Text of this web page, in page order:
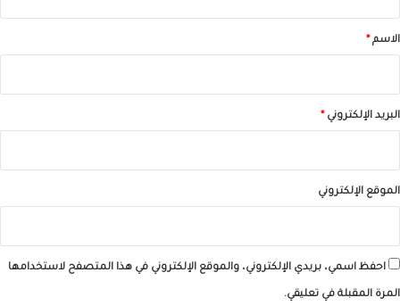
*الاسم*
البريد الإلكتروني*
الموقع الإلكتروني
احفظ اسمي، بريدي الإلكتروني، والموقع الإلكتروني في هذا المتصفح لاستخدامها
المرة المقبلة في تعليقي.